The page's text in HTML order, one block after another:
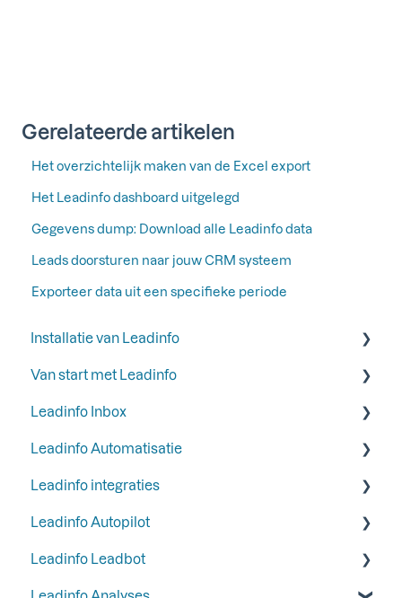
Gerelateerde artikelen
Het overzichtelijk maken van de Excel export
Het Leadinfo dashboard uitgelegd
Gegevens dump: Download alle Leadinfo data
Leads doorsturen naar jouw CRM systeem
Exporteer data uit een specifieke periode
Installatie van Leadinfo
Start je proefperiode bij Leadinfo
Voeg Leadinfo toe aan je privacyverklaring
Leadinfo trackingcode
Manieren om Leadinfo te installeren
Van start met Leadinfo
Stap 1: Voeg jouw collega's toe
Stap 2: Organiseer je inbox
Stap 3: Verberg bedrijven in je inbox
Stap 4: Ontvang e-mail rapportages van
Leadinfo Inbox
Labels
Inbox
Bedrijfsinformatie
Leadinfo Automatisatie
Triggers
Rapportages
Liquid Content
Leadinfo integraties
Algemeen
Meest gebruikte CRM integraties
Leadinfo Autopilot
Algemeen
Leadinfo Leadbot